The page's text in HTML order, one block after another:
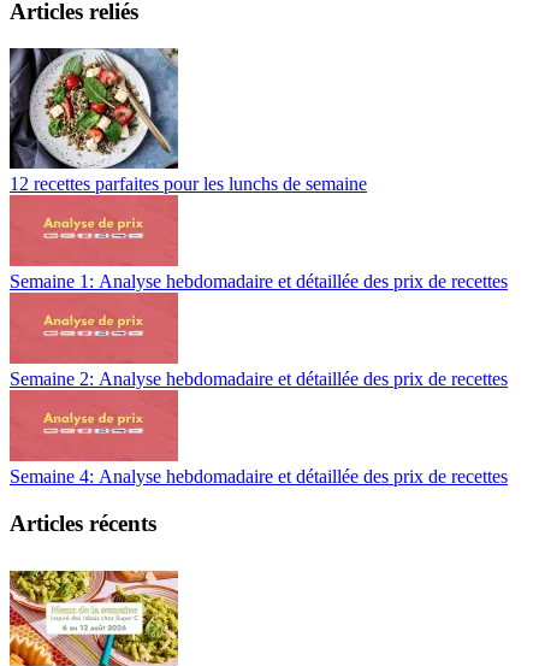
Articles reliés
12 recettes parfaites pour les lunchs de semaine
Semaine 1: Analyse hebdomadaire et détaillée des prix de recettes
Semaine 2: Analyse hebdomadaire et détaillée des prix de recettes
Semaine 4: Analyse hebdomadaire et détaillée des prix de recettes
Articles récents